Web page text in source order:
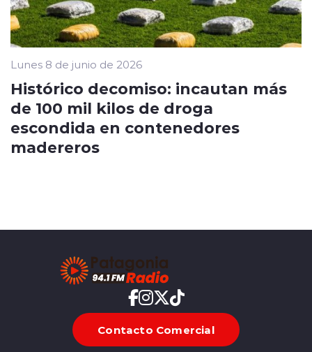
Lunes 8 de junio de 2026
Histórico decomiso: incautan más
de 100 mil kilos de droga
escondida en contenedores
madereros
Contacto Comercial